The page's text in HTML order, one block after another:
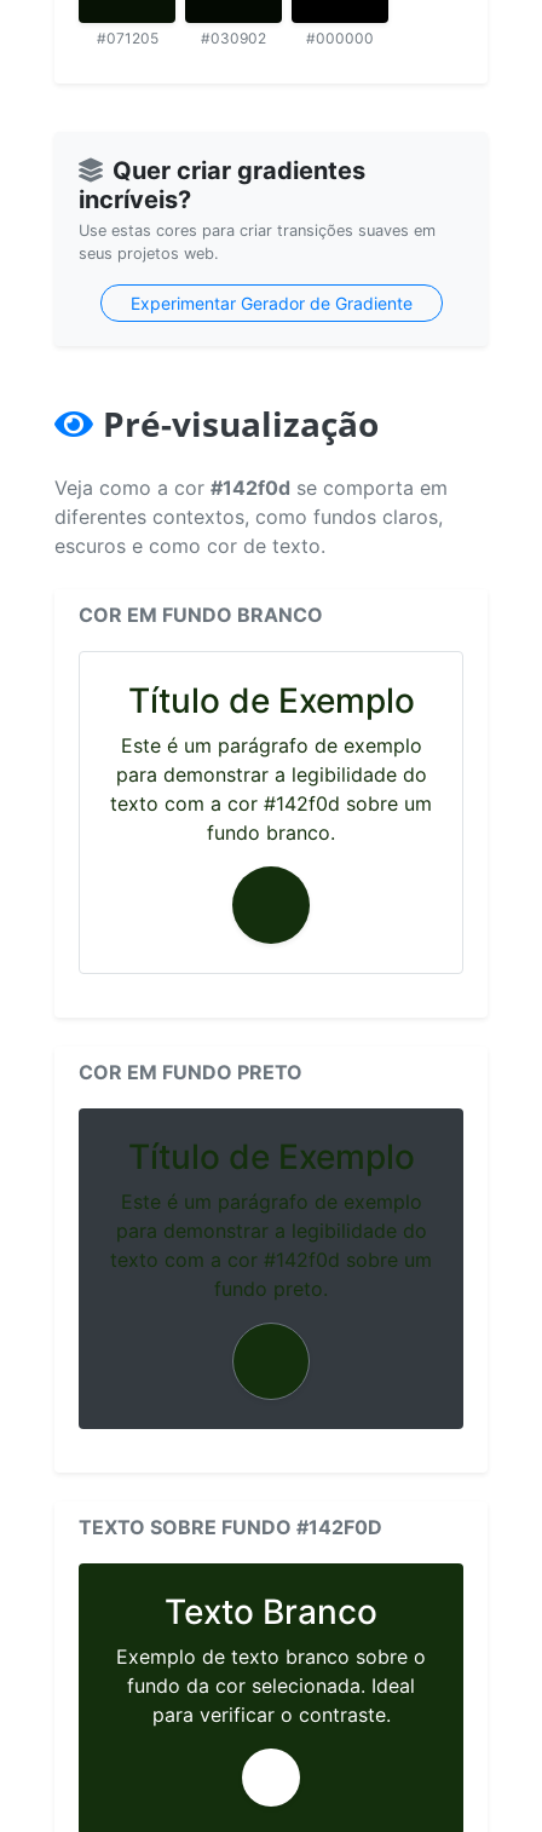
#071205 #030902 #000000
Quer criar gradientes
incríveis?
Use estas cores para criar transições suaves em
seus projetos web.
Experimentar Gerador de Gradiente
Pré-visualização
Veja como a cor #142f0d se comporta em
diferentes contextos, como fundos claros,
escuros e como cor de texto.
COR EM FUNDO BRANCO
Título de Exemplo
Este é um parágrafo de exemplo
para demonstrar a legibilidade do
texto com a cor #142f0d sobre um
fundo branco.
COR EM FUNDO PRETO
Título de Exemplo
Este é um parágrafo de exemplo
para demonstrar a legibilidade do
texto com a cor #142f0d sobre um
fundo preto.
TEXTO SOBRE FUNDO #142F0D
Texto Branco
Exemplo de texto branco sobre o
fundo da cor selecionada. Ideal
para verificar o contraste.